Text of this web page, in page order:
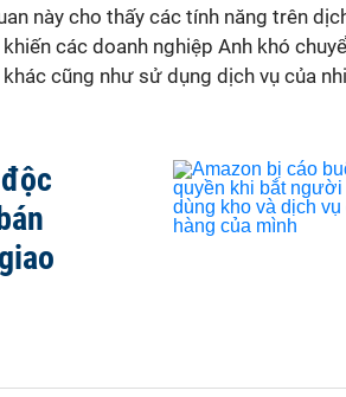
này cho thấy các tính năng trên
các doanh nghiệp Anh khó
cũng như sử dụng dịch vụ của